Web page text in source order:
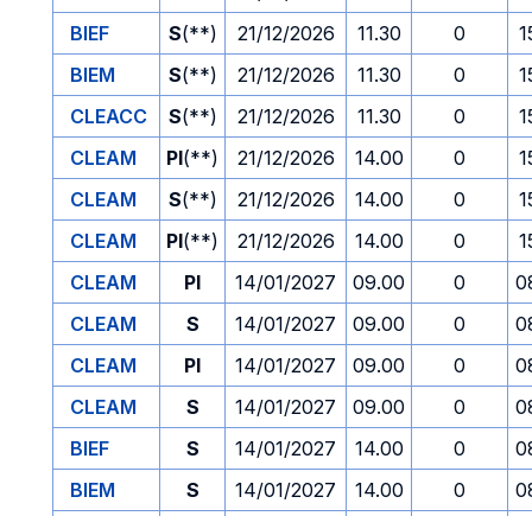
BIEF
S(**) 21/12/2026 11.30 0
BIEM
S(**) 21/12/2026 11.30 0
CLEACC
S(**) 21/12/2026 11.30 0
CLEAM
PI(**) 21/12/2026 14.00 0
CLEAM
S(**) 21/12/2026 14.00 0
CLEAM
PI(**) 21/12/2026 14.00 0
CLEAM
PI 14/01/2027 09.00 0
CLEAM
S 14/01/2027 09.00 0
CLEAM
PI 14/01/2027 09.00 0
CLEAM
S 14/01/2027 09.00 0
BIEF
S 14/01/2027 14.00 0
BIEM
S 14/01/2027 14.00 0